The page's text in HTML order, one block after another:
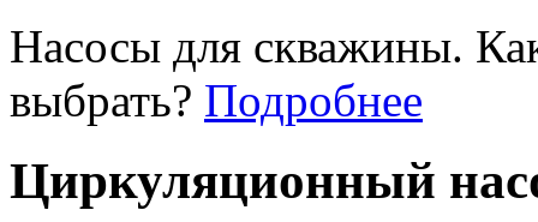
Насосы для скважины.
выбрать? Подробнее
Циркуляционный